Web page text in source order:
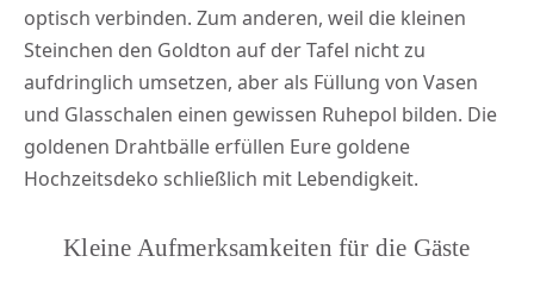
optisch verbinden. Zum anderen, weil die kleinen
Steinchen den Goldton auf der Tafel nicht zu
aufdringlich umsetzen, aber als Füllung von Vasen
und Glasschalen einen gewissen Ruhepol bilden. Die
goldenen Drahtbälle erfüllen Eure goldene
Hochzeitsdeko schließlich mit Lebendigkeit.
Kleine Aufmerksamkeiten für die Gäste